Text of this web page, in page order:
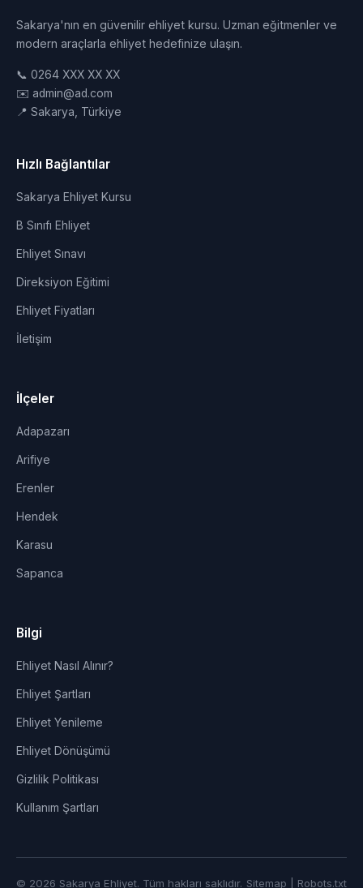
Sakarya'nın en güvenilir ehliyet kursu. Uzman eğitmenler ve
modern araçlarla ehliyet hedefinize ulaşın.
📞 0264 XXX XX XX
✉️ admin@ad.com
📍 Sakarya, Türkiye
Hızlı Bağlantılar
Sakarya Ehliyet Kursu
B Sınıfı Ehliyet
Ehliyet Sınavı
Direksiyon Eğitimi
Ehliyet Fiyatları
İletişim
İlçeler
Adapazarı
Arifiye
Erenler
Hendek
Karasu
Sapanca
Bilgi
Ehliyet Nasıl Alınır?
Ehliyet Şartları
Ehliyet Yenileme
Ehliyet Dönüşümü
Gizlilik Politikası
Kullanım Şartları
© 2026 Sakarya Ehliyet. Tüm hakları saklıdır. Sitemap Robots.txt